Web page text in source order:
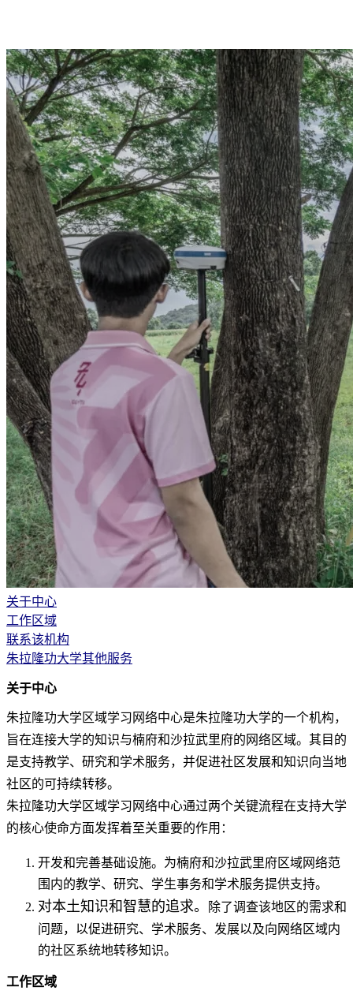
关于中心
工作区域
联系该机构
朱拉隆功大学其他服务
关于中心
朱拉隆功大学区域学习网络中心是朱拉隆功大学的一个机构，
旨在连接大学的知识与楠府和沙拉武里府的网络区域。其目的
是支持教学、研究和学术服务，并促进社区发展和知识向当地
社区的可持续转移。
朱拉隆功大学区域学习网络中心通过两个关键流程在支持大学
的核心使命方面发挥着至关重要的作用：
开发和完善基础设施。 为楠府和沙拉武里府区域网络范
围内的教学、研究、学生事务和学术服务提供支持。
对本土知识和智慧的追求。
除了调查该地区的需求和
问题，以促进研究、学术服务、发展以及向网络区域内
的社区系统地转移知识。
工作区域